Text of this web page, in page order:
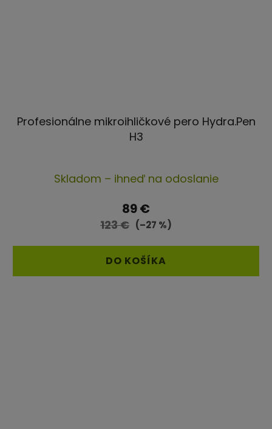
Profesionálne mikroihličkové pero Hydra.Pen
H3
hodnotenie
produktu
je
z
5
Skladom – ihneď na odoslanie
89 €
123 € (–27 %)
DO KOŠÍKA